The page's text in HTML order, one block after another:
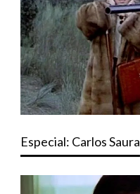
Especial: Carlos Saura